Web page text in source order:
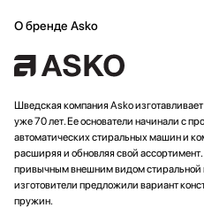
О бренде Asko
Шведская компания Asko
уже 70 лет. Ее основатели начинали с
автоматических стиральных машин и
расширяя и обновляя свой
привычным внешним видом стиральной
изготовители предложили вариант
пружин.